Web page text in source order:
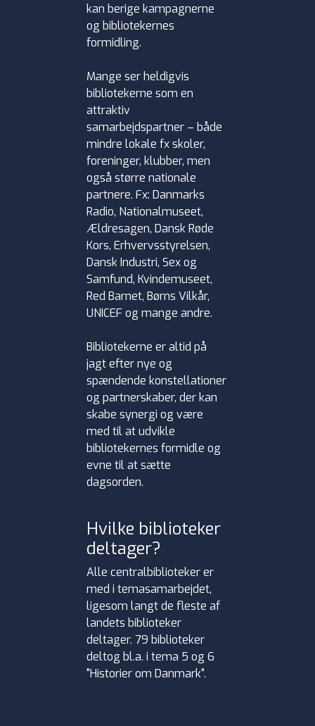
kan berige kampagnerne
og bibliotekernes
formidling.
Mange ser heldigvis
bibliotekerne som en
attraktiv
samarbejdspartner – både
mindre lokale fx skoler,
foreninger, klubber, men
også større nationale
partnere. Fx: Danmarks
Radio, Nationalmuseet,
Ældresagen, Dansk Røde
Kors, Erhvervsstyrelsen,
Dansk Industri, Sex og
Samfund, Kvindemuseet,
Red Barnet, Børns Vilkår,
UNICEF og mange andre.
Bibliotekerne er altid på
jagt efter nye og
spændende konstellationer
og partnerskaber, der kan
skabe synergi og være
med til at udvikle
bibliotekernes formidle og
evne til at sætte
dagsorden.
Hvilke biblioteker
deltager?
Alle centralbiblioteker er
med i temasamarbejdet,
ligesom langt de fleste af
landets biblioteker
deltager. 79 biblioteker
deltog bl.a. i tema 5 og 6
"Historier om Danmark".